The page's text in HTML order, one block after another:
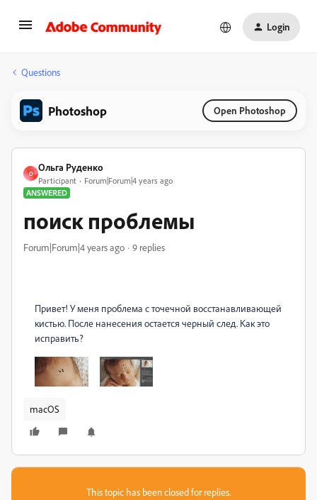
Login
Questions
Photoshop Open Photoshop
О
Ольга Руденко
Participant
Forum|Forum|4 years ago
ANSWERED
поиск проблемы
Forum|Forum|4 years ago 9 replies
Привет! У меня проблема с точечной восстанавливающей
кистью. После нанесения остается черный след. Как это
исправить?
macOS
This topic has been closed for replies.